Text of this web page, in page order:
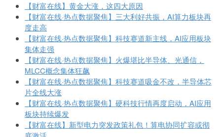
【财富在线】黄金大涨，这四大原因
【财富在线·热点数据聚焦】三大利好共振，AI算力板块再
度走高
【财富在线·热点数据聚焦】科技赛道新主线，AI应用板块
集体走强
【财富在线·热点数据聚焦】火爆堪比半导体、光通信，
MLCC概念集体狂飙
【财富在线·热点数据聚焦】科技赛道吸金不改，半导体芯
片全线大涨
【财富在线·热点数据聚焦】硬科技行情再度启动，AI应用
板块持续爆发
【财富在线】新型电力突发政策礼包！算电协同扩容或彻